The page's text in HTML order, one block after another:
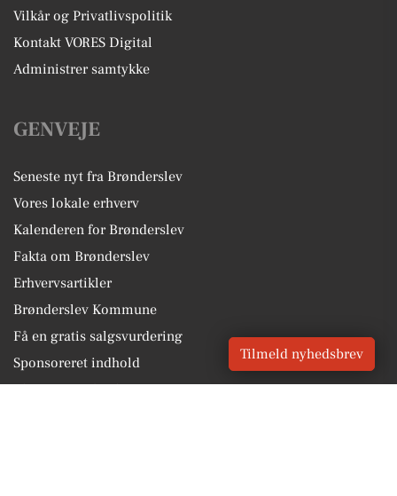
Vilkår og Privatlivspolitik
Kontakt VORES Digital
Administrer samtykke
GENVEJE
Seneste nyt fra Brønderslev
Vores lokale erhverv
Kalenderen for Brønderslev
Fakta om Brønderslev
Erhvervsartikler
Brønderslev Kommune
Få en gratis salgsvurdering
Sponsoreret indhold
Alt om Brønderslev
Tilmeld nyhedsbrev